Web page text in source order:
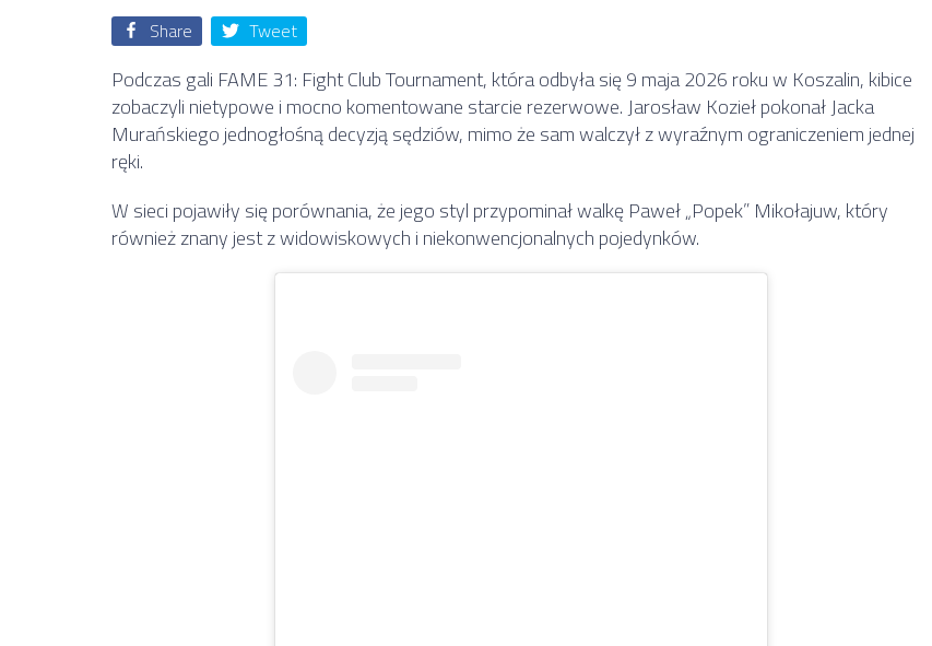
Share Tweet
Podczas gali FAME 31: Fight Club Tournament, która odbyła się 9 maja 2026 roku w Koszalin, kibice
zobaczyli nietypowe i mocno komentowane starcie rezerwowe.Jarosław KoziełpokonałJacka
Murańskiegojednogłośną decyzją sędziów, mimo że sam walczył z wyraźnym ograniczeniem jednej
ręki.
W sieci pojawiły się porównania, że jego styl przypominał walkęPaweł „Popek” Mikołajuw, który
również znany jest z widowiskowych i niekonwencjonalnych pojedynków.